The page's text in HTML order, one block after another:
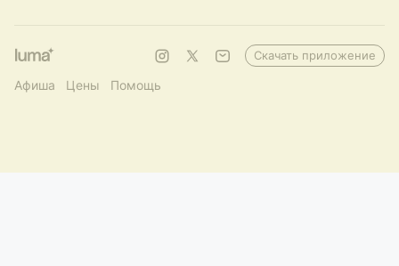
Афиша Цены Помощь
Скачать приложение